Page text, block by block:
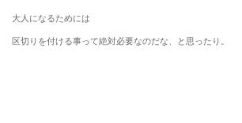
大人になるためには
区切りを付ける事って絶対必要なのだな、と思ったり。